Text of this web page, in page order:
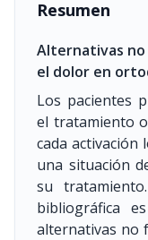
Resumen
Alternativas no
el dolor en
Los pacientes
el tratamiento
cada activación
una situación
su
bibliográfica
alternativas no